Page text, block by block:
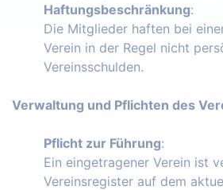
Haftungsbeschränkung:
Die Mitglieder haften bei
Verein in der Regel nicht
Vereinsschulden.
Verwaltung und Pflichten des
Pflicht zur Führung:
Ein eingetragener Verein ist
Vereinsregister auf dem